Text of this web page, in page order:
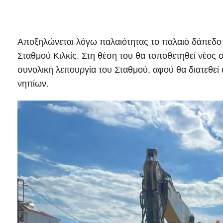
Αποξηλώνεται λόγω παλαιότητας το παλαιό
Σταθμού Κιλκίς. Στη θέση του θα τοποθετηθεί νέος
συνολική λειτουργία του Σταθμού, αφού θα
νηπίων.